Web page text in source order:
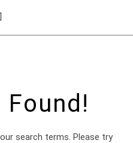
search terms. Please try